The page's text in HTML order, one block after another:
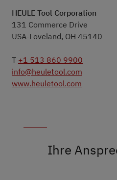
HEULE Tool Corporation
131 Commerce Drive
USA-Loveland, OH 45140
T +1 513 860 9900
info@heuletool.com
www.heuletool.com
Ihre